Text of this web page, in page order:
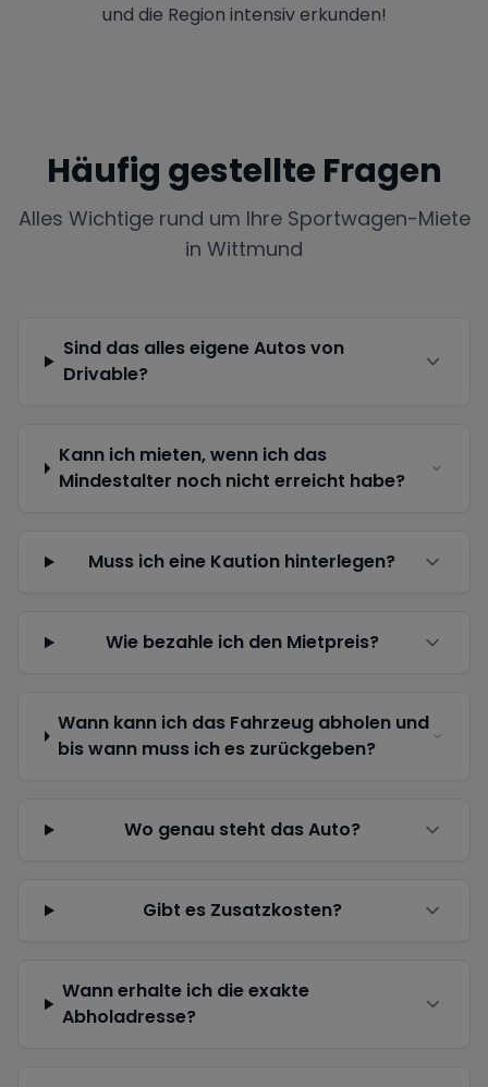
und die Region intensiv erkunden!
Häufig gestellte Fragen
Alles Wichtige rund um Ihre Sportwagen-Miete
in Wittmund
Sind das alles eigene Autos von
Drivable?
Kann ich mieten, wenn ich das
Mindestalter noch nicht erreicht habe?
Muss ich eine Kaution hinterlegen?
Wie bezahle ich den Mietpreis?
Wann kann ich das Fahrzeug abholen und
bis wann muss ich es zurückgeben?
Wo genau steht das Auto?
Gibt es Zusatzkosten?
Wann erhalte ich die exakte
Abholadresse?